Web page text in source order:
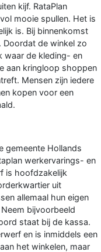
kijf. RataPlan
mooie spullen. Het is
is. Bij binnenkomst
Doordat de winkel zo
waar de kleding- en
aan kringloop shoppen
Mensen zijn iedere
kopen voor een
gemeente Hollands
werkervarings- en
is hoofdzakelijk
uit
allemaal hun eigen
bijvoorbeeld
staat bij de kassa.
en is inmiddels een
het winkelen, maar